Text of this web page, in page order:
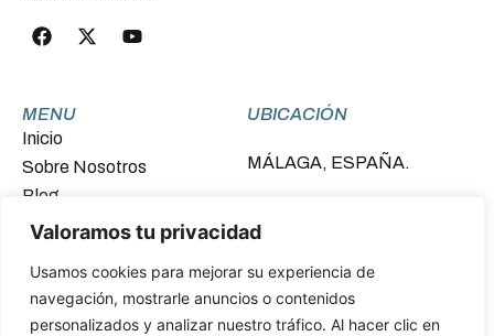
Valoramos tu privacidad
Usamos cookies para mejorar su experiencia de
navegación, mostrarle anuncios o contenidos
personalizados y analizar nuestro tráfico. Al hacer clic en
MENU
Inicio
Sobre Nosotros
Blog
Contacto
UBICACIÓN
MÁLAGA, ESPAÑA.
FINANCIADO POR LA UNIÓN EUROPEA –
NEXTGENERATIONEU